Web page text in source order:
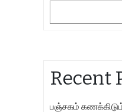
Recent
பஞ்சகம்